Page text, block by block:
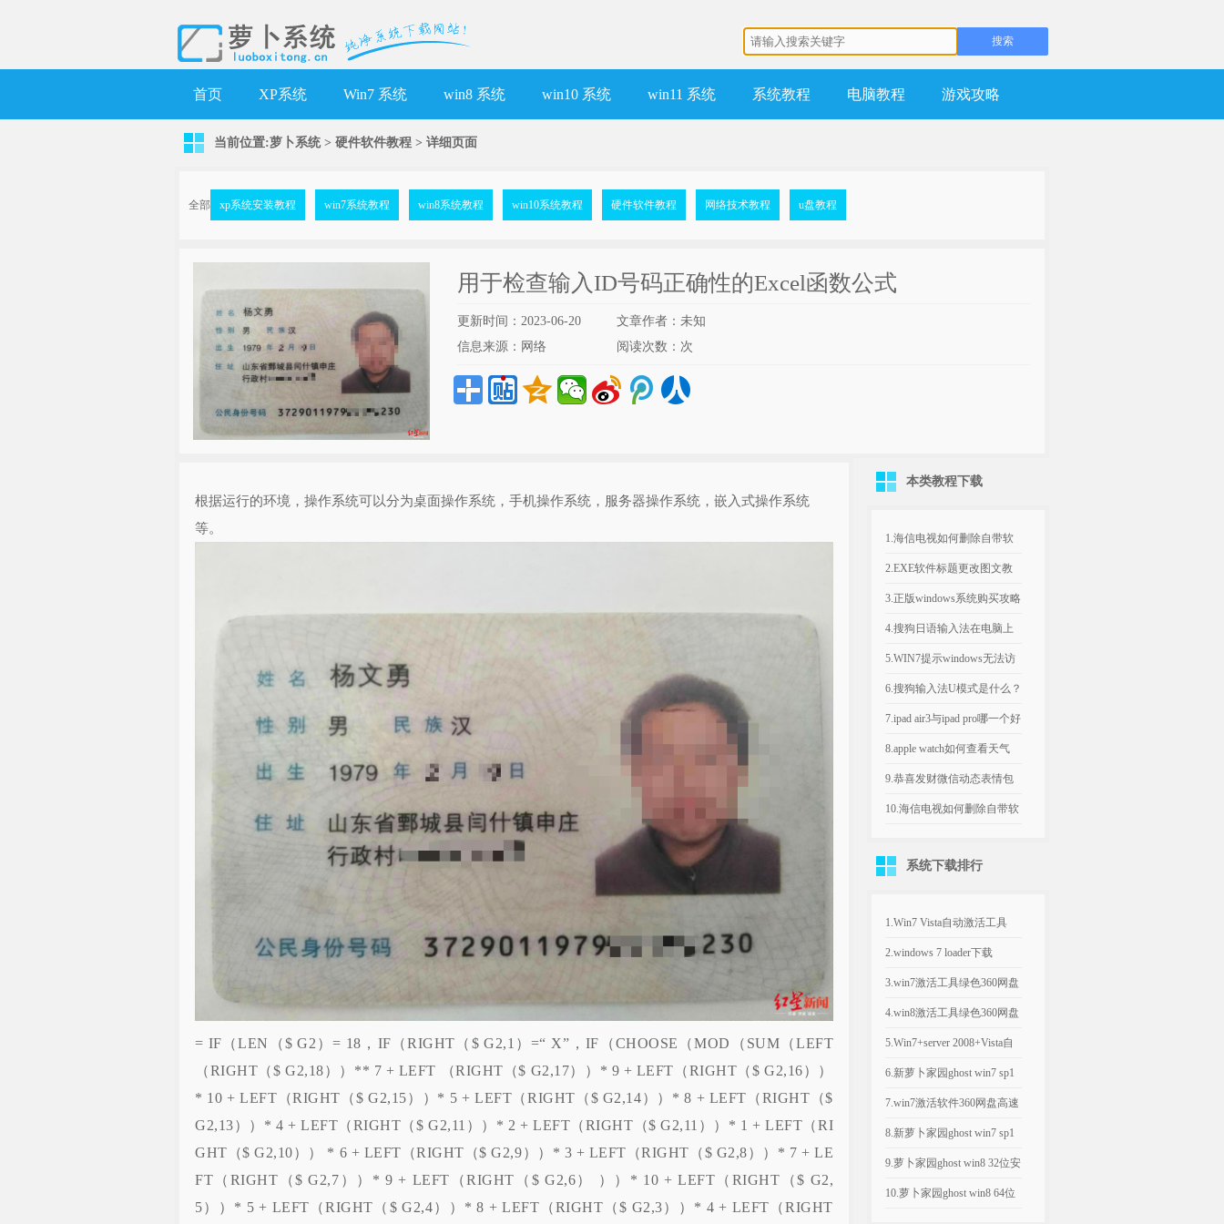
首页 XP系统 Win7 系统 win8 系统 win10 系统 win11 系统 系统教程 电脑教程 游戏攻略
当前位置:萝卜系统> 硬件软件教程 > 详细页面
全部 xp系统安装教程 win7系统教程 win8系统教程 win10系统教程 硬件软件教程 网络技术教程 u盘教程
用于检查输入ID号码正确性的Excel函数公式
更新时间：2023-06-20
文章作者：未知
信息来源：网络
阅读次数： 次
根据运行的环境，操作系统可以分为桌面操作系统，手机操作系统，服务器操作系统，嵌入式操作系统
等。
= IF（LEN（$ G2）= 18，IF（RIGHT（$ G2,1）=“ X”，IF（CHOOSE（MOD（SUM（LEFT
（RIGHT（$ G2,18））** 7 + LEFT （RIGHT（$ G2,17））* 9 + LEFT（RIGHT（$ G2,16））
* 10 + LEFT（RIGHT（$ G2,15））* 5 + LEFT（RIGHT（$ G2,14））* 8 + LEFT（RIGHT（$
G2,13））* 4 + LEFT（RIGHT（$ G2,11））* 2 + LEFT（RIGHT（$ G2,11））* 1 + LEFT（RI
GHT（$ G2,10）） * 6 + LEFT（RIGHT（$ G2,9））* 3 + LEFT（RIGHT（$ G2,8））* 7 + LE
FT（RIGHT（$ G2,7））* 9 + LEFT（RIGHT（$ G2,6） ））* 10 + LEFT（RIGHT（$ G2,
5））* 5 + LEFT（RIGHT（$ G2,4））* 8 + LEFT（RIGHT（$ G2,3））* 4 + LEFT（RIGHT
本类教程下载
1.海信电视如何删除自带软
件 海信电视删除自带软件
图...
2.EXE软件标题更改图文教
程
3.正版windows系统购买攻略
(win10)
4.搜狗日语输入法在电脑上
如何输入
5.WIN7提示windows无法访
问“请检查名称的...
6.搜狗输入法U模式是什么？
U模式如何用？_搜狗输入...
7.ipad air3与ipad pro哪一个好
i...
8.apple watch如何查看天气
apple ...
9.恭喜发财微信动态表情包
大全（包括财神版与可爱
10.海信电视如何删除自带软
图... 系统下载排行
1.Win7 Vista自动激活工具
(win7激活工...
2.windows 7 loader下载
_windo...
3.win7激活工具绿色360网盘
高速下载_Win7...
4.win8激活工具绿色360网盘
高速下载_迷你版K...
5.Win7+server 2008+Vista自
动...
6.新萝卜家园ghost win7 sp1
x86旗...
7.win7激活软件360网盘高速
下载_KMS Ac...
8.新萝卜家园ghost win7 sp1
64位正...
9.萝卜家园ghost win8 32位安
全极速版2...
10.萝卜家园ghost win8 64位